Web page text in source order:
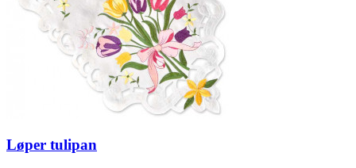
Løper tulipan